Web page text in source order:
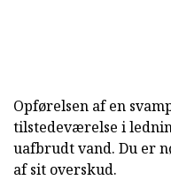
Opførelsen af en
tilstedeværelse i
uafbrudt vand. Du er
af sit overskud.